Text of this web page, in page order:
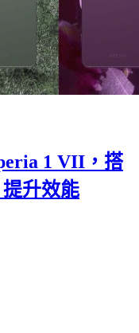
1 VII，搭
升效能